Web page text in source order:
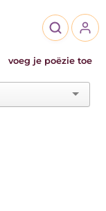
voeg je poëzie toe